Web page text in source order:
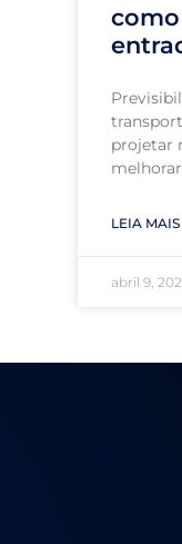
projetar
LEIA MAIS
abril 9,